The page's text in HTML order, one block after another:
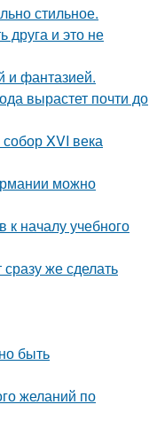
стильное.
друга и это не
и фантазией.
вырастет почти до
XVI века
можно
к началу учебного
же сделать
быть
желаний по